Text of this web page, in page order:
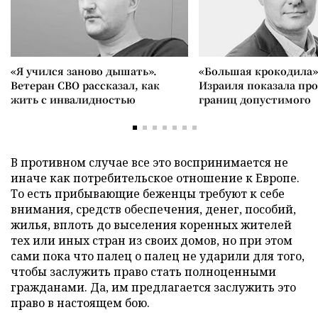
«Я учился заново дышать».
Ветеран СВО рассказал, как
жить с инвалидностью
«Большая
Израиля показала
границ допустимого
В противном случае все это воспринимается не
иначе как потребительское отношение к Европе.
То есть прибывающие беженцы требуют к себе
внимания, средств обеспечения, денег, пособий,
жилья, вплоть до выселения коренных жителей
тех или иных стран из своих домов, но при этом
сами пока что палец о палец не ударили для того,
чтобы заслужить право стать полноценными
гражданами. Да, им предлагается заслужить это
право в настоящем бою.